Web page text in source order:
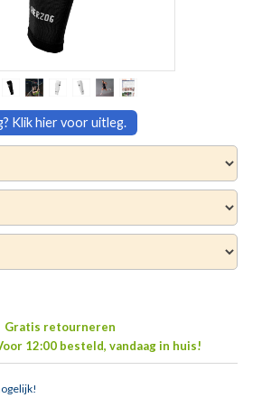
Gratis retourneren
12:00 besteld, vandaag in huis!
Klik hier voor uitleg.